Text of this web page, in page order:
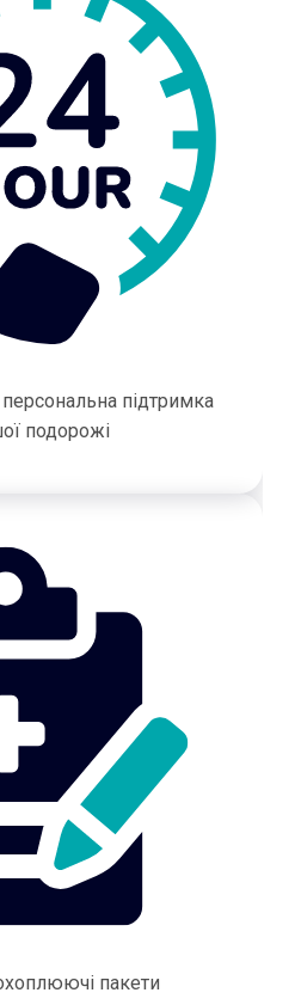
підтримка
подорожі
пакети